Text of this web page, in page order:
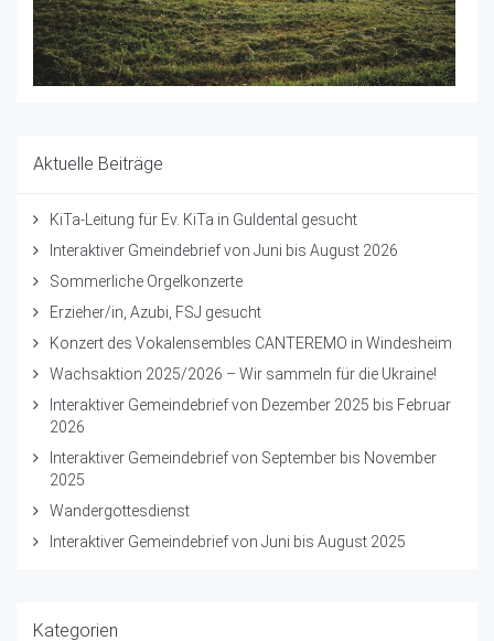
Aktuelle Beiträge
KiTa-Leitung für Ev. KiTa in Guldental gesucht
Interaktiver Gmeindebrief von Juni bis August 2026
Sommerliche Orgelkonzerte
Erzieher/in, Azubi, FSJ gesucht
Konzert des Vokalensembles CANTEREMO in Windesheim
Wachsaktion 2025/2026 – Wir sammeln für die Ukraine!
Interaktiver Gemeindebrief von Dezember 2025 bis Februar
2026
Interaktiver Gemeindebrief von September bis November
2025
Wandergottesdienst
Interaktiver Gemeindebrief von Juni bis August 2025
Kategorien